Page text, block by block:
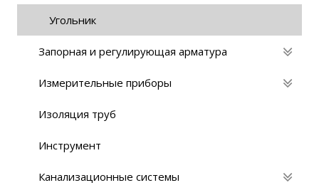
Угольник
Запорная и регулирующая арматура
Измерительные приборы
Изоляция труб
Инструмент
Канализационные системы